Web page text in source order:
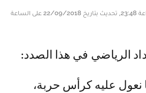
في 21/09/2018 على الساعة 23:48, تحديث بتاريخ 22/09/2018 على الساعة
الرياضي في هذا الصدد:
نعول عليه كرأس حربة،